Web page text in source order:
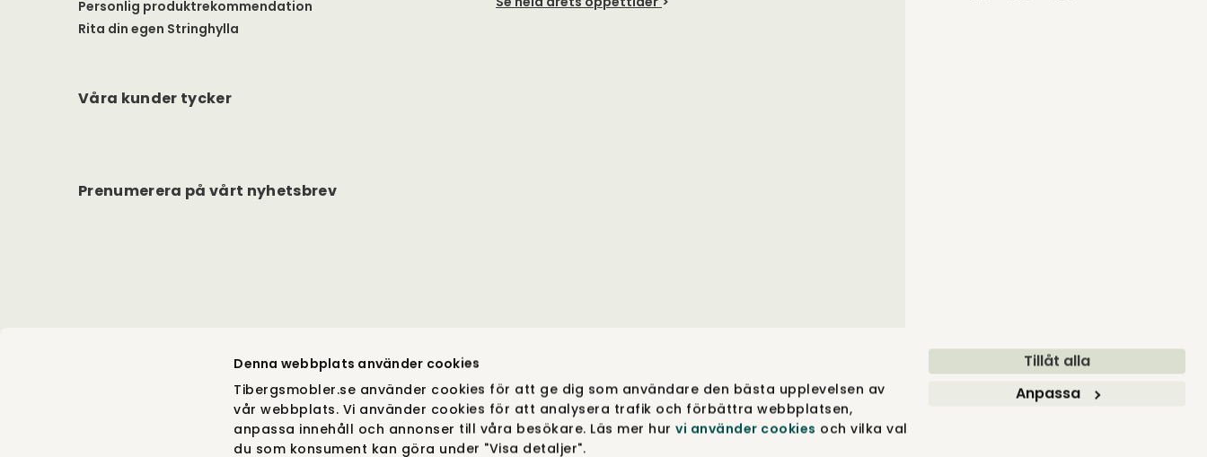
Denna webbplats använder cookies
Tibergsmobler.se använder cookies för att ge dig som användare den bästa upplevelsen av
vår webbplats. Vi använder cookies för att analysera trafik och förbättra webbplatsen,
anpassa innehåll och annonser till våra besökare. Läs mer hurvi använder cookies och vilka val
du som konsument kan göra under "Visa detaljer".
Tillåt alla
Anpassa
Personlig produktrekommendation
Rita din egen Stringhylla
Våra kunder tycker
Prenumerera på vårt nyhetsbrev